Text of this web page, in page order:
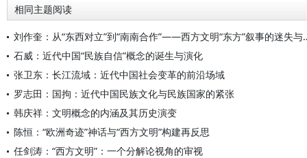
相同主题阅读
刘作奎：从“东西对立”到
石威：近代中国“民族自信”概念的诞生与演化
张卫东：长江流域：近代中国社会变革的前沿场域
罗志田：国拘：近代中国民族文化与民族国家的紧张
韩庆祥：文明概念的内涵及其历史演变
陈恒：“欧洲奇迹”神话与“西方文明”构建再反思
任剑涛：“西方文明”：一个分解论视角的审视